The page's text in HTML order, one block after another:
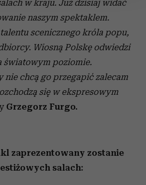
cookie do spersonalizowania treści
funkcje społecznościowe i
udostępniamy partnerom
i analitycznym.
te informacje z innymi danymi
lub uzyskanymi podczas
w kraju. Już dzisiaj widać
naszym spektaklem.
scenicznego króla popu,
Wiosną Polskę odwiedzi
światowym poziomie.
nie chcą go przegapić zalecam
się w ekspresowym
Grzegorz Furgo.
zaprezentowany zostanie
salach: